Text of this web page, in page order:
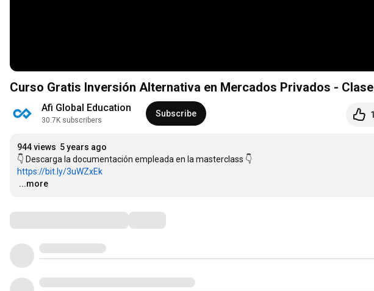
Curso Gratis Inversión Alternativa en Mercados Privados -
Afi Global Education
30.7K subscribers
Subscribe
944 views 5 years ago
https://bit.ly/3uWZxEk
…
...more